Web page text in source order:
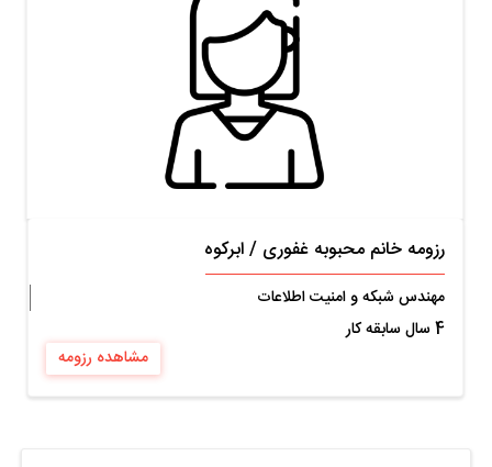
رزومه خانم محبوبه غفوری /ابرکوه
مهندس شبکه و امنیت اطلاعات
4 سال سابقه کار
مشاهده رزومه